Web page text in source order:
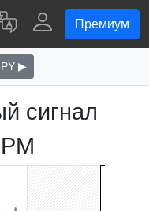
Премиум
▶
сигнал